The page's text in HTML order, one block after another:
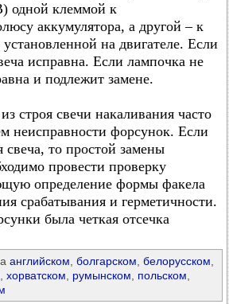
одной клеммой к
аккумулятора, а другой – к
на двигателе. Если
исправна. Если лампочка не
и подлежит замене.
строя свечи накаливания часто
неисправности форсунок. Если
свеча, то простой замены
провести проверку
определение формы факела
срабатывания и герметичности.
была четкая отсечка
английском болгарском белорусском
хорватском румынском польском